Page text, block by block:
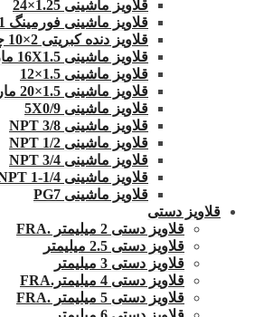
قلاویز ماشینی 1.25×24
قلاویز ماشینی فورمینگ 1×6
قلاویز دنده کبریتی 2×10 چپ
قلاویز ماشینی 16X1.5 مارپیچ
قلاویز ماشینی 1.5×12
قلاویز ماشینی 1.5×20 مارپیچ چپ
قلاویز ماشینی 5X0/9
قلاویز ماشینی 3/8 NPT
قلاویز ماشینی 1/2 NPT
قلاویز ماشینی 3/4 NPT
قلاویز ماشینی 1/4-1 NPT
قلاویز ماشینی PG7
قلاویز دستی
قلاویز دستی 2 میلیمتر .FRA
قلاویز دستی 2.5 میلیمتر
قلاویز دستی 3 میلیمتر
قلاویز دستی 4 میلیمتر.FRA
قلاویز دستی 5 میلیمتر .FRA